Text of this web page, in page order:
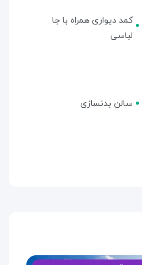
کمد دیواری همراه با جا
لباسی
سالن بدنسازی